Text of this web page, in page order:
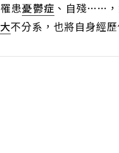
患憂鬱症 、自殘……，
不分系，也將自身經